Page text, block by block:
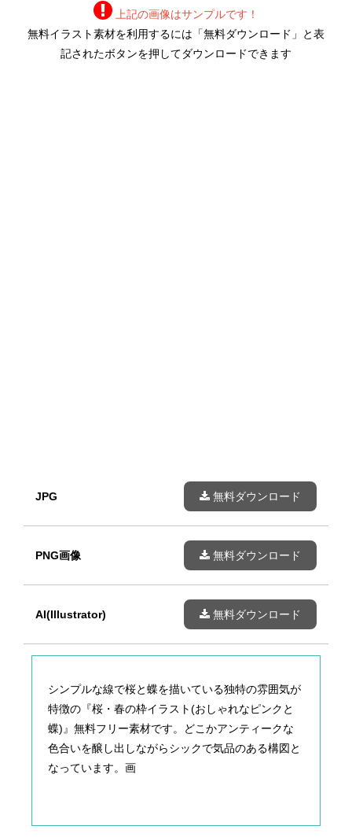
上記の画像はサンプルです！
無料イラスト素材を利用するには「無料ダウンロード」と表
記されたボタンを押してダウンロードできます
JPG 無料ダウンロード
PNG画像 無料ダウンロード
AI(Illustrator) 無料ダウンロード
シンプルな線で桜と蝶を描いている独特の雰囲気が
特徴の『桜・春の枠イラスト(おしゃれなピンクと
蝶)』無料フリー素材です。どこかアンティークな
色合いを醸し出しながらシックで気品のある構図と
なっています。画